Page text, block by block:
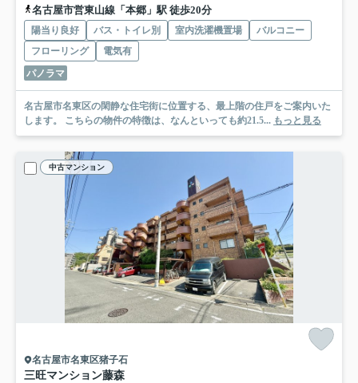
名古屋市営東山線「本郷」駅 徒歩20分
陽当り良好 バス・トイレ別 室内洗濯機置場
バルコニー
フローリング
電気有
パノラマ
名古屋市名東区の閑静な住宅街に位置する、最上階の住戸をご案内いた
します。 こちらの物件の特徴は、なんといっても約21.5... もっと見る
中古マンション
名古屋市名東区猪子石
三旺マンション藤森